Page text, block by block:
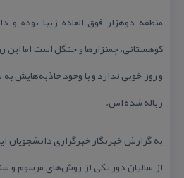
منطقه دوهزار فوق العاده زیبا بوده
كوهستانی، چمنزارها و جنگل است اما این
و روز خوبی ندارد و با وجود
زباله‌ شده اس.
به گزارش خبرنگار خبرگزاری دانشجویان
از سالیان دور یكی از روش‌های مرسوم و